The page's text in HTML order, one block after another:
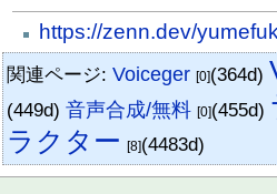
https://zenn.dev/
関連ページ:Voiceger [0](364d)
(449d)音声合成/無料 [0](455d)
ラクター [8](4483d)